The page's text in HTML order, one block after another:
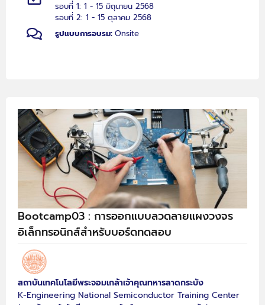
รอบที่ 1: 1 - 15 มิถุนายน 2568
รอบที่ 2: 1 - 15 ตุลาคม 2568
รูปแบบการอบรม: Onsite
Bootcamp03 : การออกแบบลวดลายแผงวงจร
อิเล็กทรอนิกส์สำหรับบอร์ดทดสอบ
สถาบันเทคโนโลยีพระจอมเกล้าเจ้าคุณทหารลาดกระบัง
K-Engineering National Semiconductor Training Center